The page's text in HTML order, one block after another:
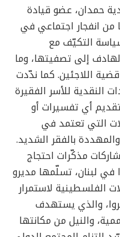
حمدان، عضو قيادة
انفجار اجتماعي في
التكيّف مع
إلى تصفيتها، وما
اللاجئين. كما ندّدت
النقدية للأسر الفقيرة
أي تفسيرات أو
التي تعتمد في
بالفقر الشديد.
مذكّرات احتجاج
في لبنان، تسلّمها مديرو
الفلسطينية لاستمرار
والذي يستهدف
والنيل من مكانتها